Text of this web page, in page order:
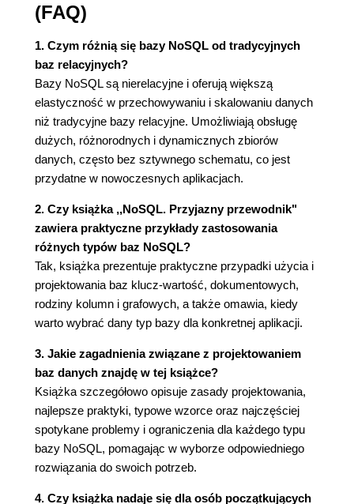
Dostępność (48)
Studium przypadku (50)
Pytania kontrolne (50)
Odniesienia (51)
Bibliografia (51)
Rozdział 2. Różnorodność baz NoSQL (53)
Zarządzanie danymi w bazach rozproszonych
(54)
(55)
Utrzymanie spójności danych (56)
Zapewnienie dostępności danych (57)
Zrównoważenie czasów reakcji, spójności i
trwałości (60)
Spójność, dostępność i partycjonowanie:
teoria CAP (62)
ACID i BASE (64)
ACID: atomowość, spójność, izolacja,
trwałość (64)
BASE: zasadnicza dostępność, miękki stan,
ostateczna spójność (65)
Rodzaje ostatecznej spójności (66)
Cztery typy baz NoSQL (68)
Bazy dokumentów (73)
(FAQ)
1. Czym różnią się bazy NoSQL od tradycyjnych
baz relacyjnych?
Bazy NoSQL są nierelacyjne i oferują większą
elastyczność w przechowywaniu i skalowaniu danych
niż tradycyjne bazy relacyjne. Umożliwiają obsługę
dużych, różnorodnych i dynamicznych zbiorów
danych, często bez sztywnego schematu, co jest
przydatne w nowoczesnych aplikacjach.
2. Czy książka ,,NoSQL. Przyjazny przewodnik"
zawiera praktyczne przykłady zastosowania
różnych typów baz NoSQL?
Tak, książka prezentuje praktyczne przypadki użycia i
projektowania baz klucz-wartość, dokumentowych,
rodziny kolumn i grafowych, a także omawia, kiedy
warto wybrać dany typ bazy dla konkretnej aplikacji.
3. Jakie zagadnienia związane z projektowaniem
baz danych znajdę w tej książce?
Książka szczegółowo opisuje zasady projektowania,
najlepsze praktyki, typowe wzorce oraz najczęściej
spotykane problemy i ograniczenia dla każdego typu
bazy NoSQL, pomagając w wyborze odpowiedniego
rozwiązania do swoich potrzeb.
4. Czy książka nadaje się dla osób początkujących